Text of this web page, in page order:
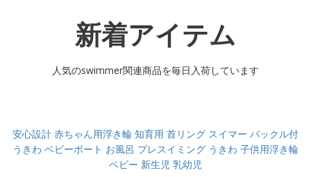
新着アイテム
人気のswimmer関連商品を毎日入荷しています
安心設計 赤ちゃん用浮き輪 知育用 首リング スイマー バックル付
うきわ ベビーボート お風呂 プレスイミング うきわ 子供用浮き輪
ベビー 新生児 乳幼児